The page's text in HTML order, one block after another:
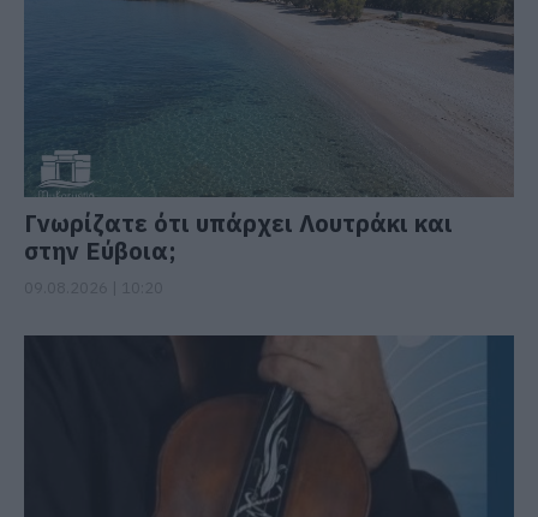
Γνωρίζατε ότι υπάρχει Λουτράκι και
στην Εύβοια;